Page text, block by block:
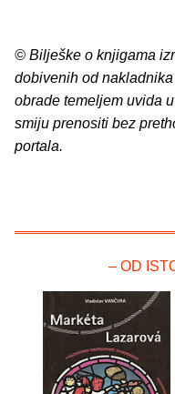
© Bilješke o knjigama
dobivenih od
obrade temeljem uvida
smiju prenositi bez
portala.
– OD